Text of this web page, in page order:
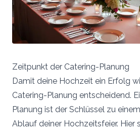
Zeitpunkt der Catering-Planung
Damit deine Hochzeit ein Erfolg
Catering-Planung entscheidend.
Planung ist der Schlüssel zu
Ablauf deiner Hochzeitsfeier. Hier